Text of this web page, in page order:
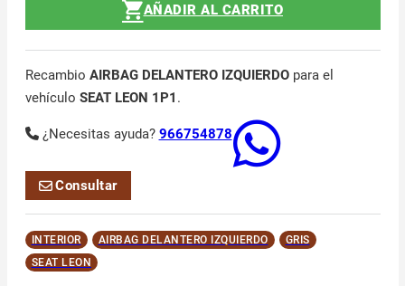
AÑADIR AL CARRITO
Recambio AIRBAG DELANTERO IZQUIERDOpara el
vehículo SEAT LEON 1P1 .
¿Necesitas ayuda? 966754878
Consultar
INTERIOR AIRBAG DELANTERO IZQUIERDO
GRIS
SEAT LEON